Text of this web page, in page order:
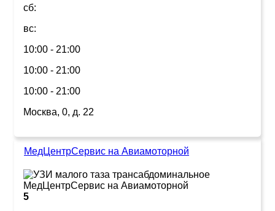
сб:
вс:
10:00 - 21:00
10:00 - 21:00
10:00 - 21:00
Москва, 0, д. 22
МедЦентрСервис на Авиамоторной
5